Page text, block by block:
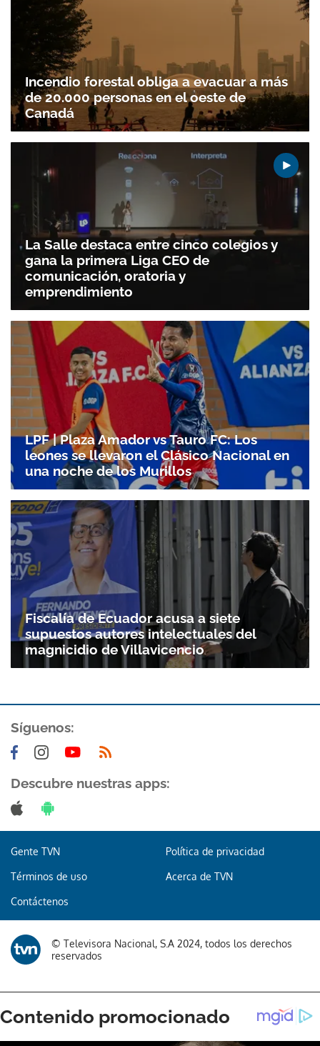
Gracias por suscribirte a nuestro boletín.
Incendio forestal obliga a evacuar a más
de 20.000 personas en el oeste de
Canadá
La Salle destaca entre cinco colegios y
gana la primera Liga CEO de
comunicación, oratoria y
emprendimiento
LPF | Plaza Amador vs Tauro FC: Los
leones se llevaron el Clásico Nacional en
una noche de los Murillos
Fiscalía de Ecuador acusa a siete
supuestos autores intelectuales del
magnicidio de Villavicencio
Síguenos:
Descubre nuestras apps:
Gente TVN Política de privacidad
Términos de uso Acerca de TVN
Contáctenos
© Televisora Nacional, S.A 2024, todos los derechos
reservados